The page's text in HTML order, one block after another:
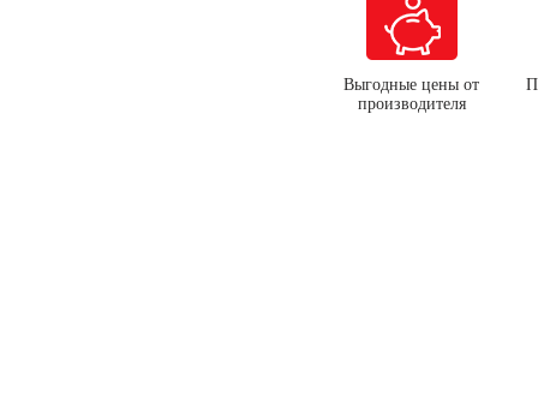
Выгодные цены от
производителя